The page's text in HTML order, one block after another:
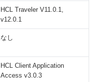
HCL Traveler V11.0.1,
v12.0.1
なし
HCL Client Application
Access v3.0.3